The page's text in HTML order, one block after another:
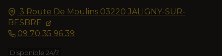
3 Route De Moulins 03220 JALIGNY-SUR-
BESBRE
09 70 35 96 39
Disponible 24/7